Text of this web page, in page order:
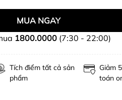
MUA NGAY
1800.0000(7:30 - 22:00)
Tích điểm tất cả sản
phẩm
Giảm
toán